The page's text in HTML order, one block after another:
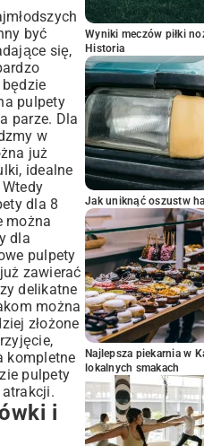
być
się,
pulpety
parze. Dla
w
już
idealne
dla 8
można
dla
pulpety
zawierać
delikatne
można
złożone
kompletne
pulpety
atrakcji.
i
Wyniki meczów piłki
Historia
Jak uniknąć oszustw
Najlepsza piekarnia w
lokalnych smakach